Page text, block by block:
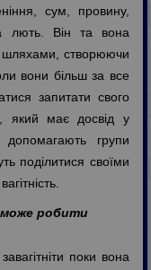
сум, провину,
лють. Він та вона
шляхами, створюючи
вони більш за все
запитати свого
який має досвід у
допомагають групи
поділитися своїми
може робити
поки вона